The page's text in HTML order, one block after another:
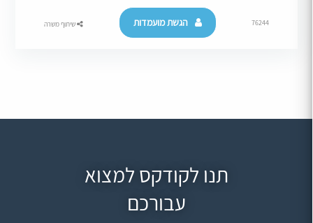
76244 הגשת מועמדות שיתוף משרה
תנו לקודקס למצוא
עבורכם